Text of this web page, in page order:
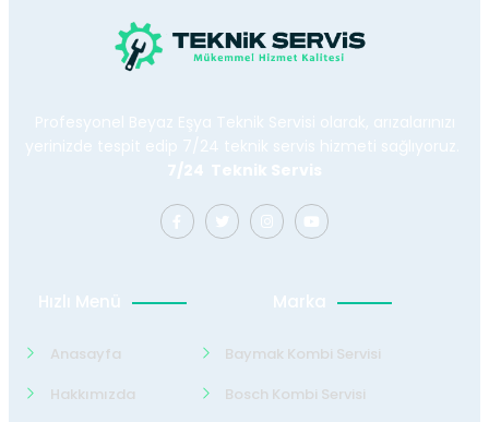
Profesyonel Beyaz Eşya Teknik Servisi olarak, arızalarınızı
yerinizde tespit edip 7/24 teknik servis hizmeti sağlıyoruz.
7/24 Teknik Servis
Hızlı Menü
Anasayfa
Hakkımızda
Marka
Baymak Kombi Servisi
Bosch Kombi Servisi